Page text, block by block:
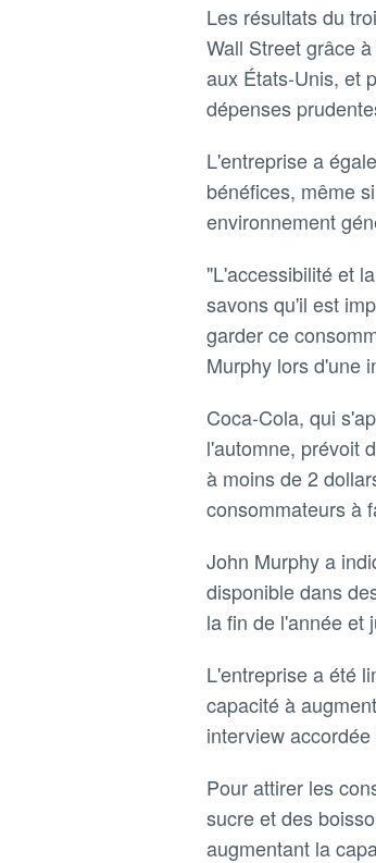
Les résultats du
Wall Street grâce
aux États-Unis, et
dépenses
L'entreprise a
bénéfices, même
environnement
"L'accessibilité et
savons qu'il est
garder ce
Murphy lors d'une
Coca-Cola, qui
l'automne, prévoit
à moins de 2
consommateurs à
John Murphy a
disponible dans
la fin de l'année et
L'entreprise a été
capacité à
interview
Pour attirer les
sucre et des
augmentant la